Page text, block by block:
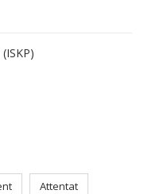
Attentat